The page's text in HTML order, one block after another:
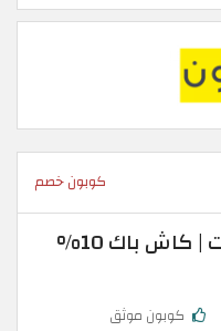
كوبون خصم
كود خصم نون 2026 الامارات | كاش باك 10%
كوبون موثق